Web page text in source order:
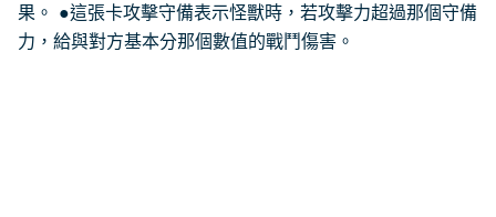
果。 ●這張卡攻擊守備表示怪獸時，若攻擊力超過那個守備
力，給與對方基本分那個數值的戰鬥傷害。